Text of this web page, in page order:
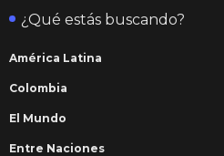
¿Qué estás buscando?
América Latina
Colombia
El Mundo
Entre Naciones